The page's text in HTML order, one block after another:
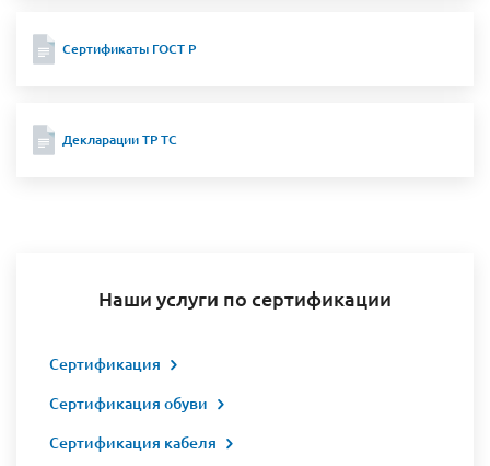
Сертификаты ГОСТ Р
Декларации ТР ТС
Наши услуги по сертификации
Сертификация
Сертификация обуви
Сертификация кабеля